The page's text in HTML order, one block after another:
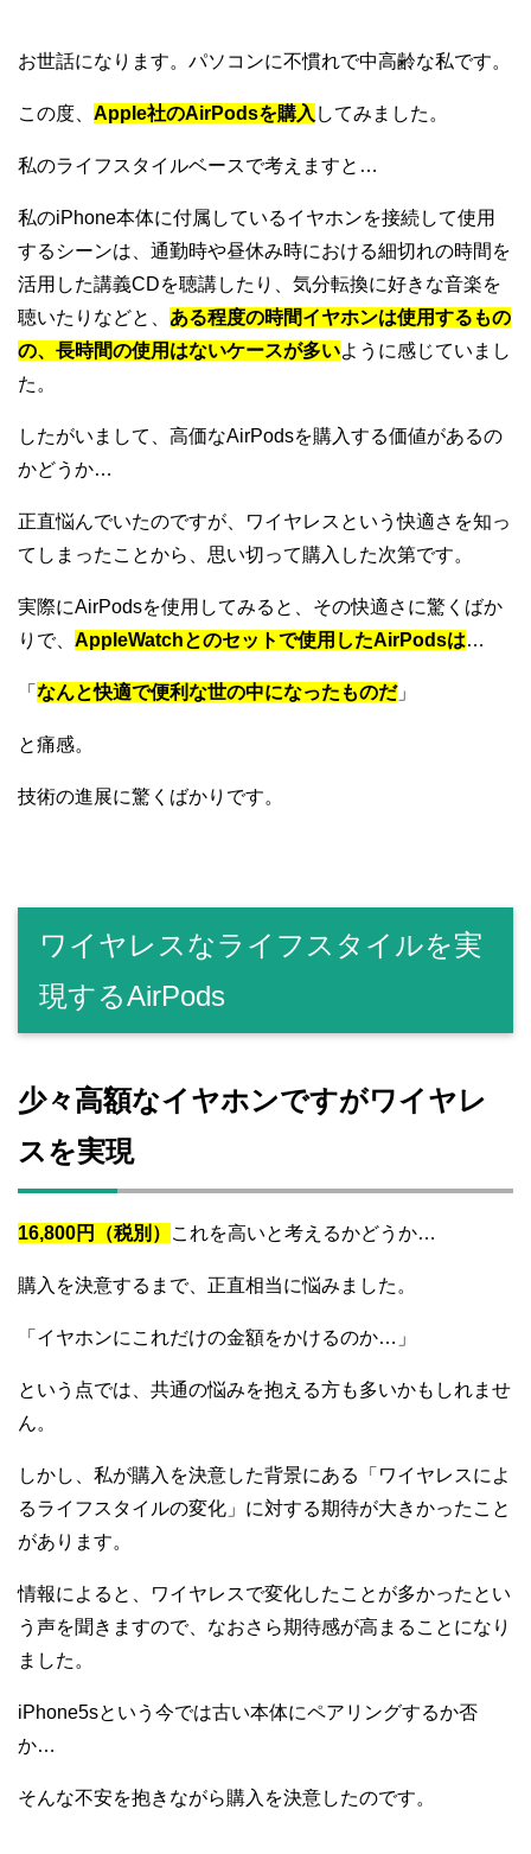
お世話になります。パソコンに不慣れで中高齢な私です。
この度、 Apple社のAirPodsを購入 してみました。
私のライフスタイルベースで考えますと…
私のiPhone本体に付属しているイヤホンを接続して使用
するシーンは、通勤時や昼休み時における細切れの時間を
活用した講義CDを聴講したり、気分転換に好きな音楽を
聴いたりなどと、 ある程度の時間イヤホンは使用するもの
の、長時間の使用はないケースが多いように感じていまし
た。
したがいまして、高価なAirPodsを購入する価値があるの
かどうか…
正直悩んでいたのですが、ワイヤレスという快適さを知っ
てしまったことから、思い切って購入した次第です。
実際にAirPodsを使用してみると、その快適さに驚くばか
りで、 AppleWatchとのセットで使用したAirPodsは…
「 なんと快適で便利な世の中になったものだ」
と痛感。
技術の進展に驚くばかりです。
ワイヤレスなライフスタイルを実
現するAirPods
少々高額なイヤホンですがワイヤレ
スを実現
16,800円（税別） これを高いと考えるかどうか…
購入を決意するまで、正直相当に悩みました。
「イヤホンにこれだけの金額をかけるのか…」
という点では、共通の悩みを抱える方も多いかもしれませ
ん。
しかし、私が購入を決意した背景にある「ワイヤレスによ
るライフスタイルの変化」に対する期待が大きかったこと
があります。
情報によると、ワイヤレスで変化したことが多かったとい
う声を聞きますので、なおさら期待感が高まることになり
ました。
iPhone5sという今では古い本体にペアリングするか否
か…
そんな不安を抱きながら購入を決意したのです。